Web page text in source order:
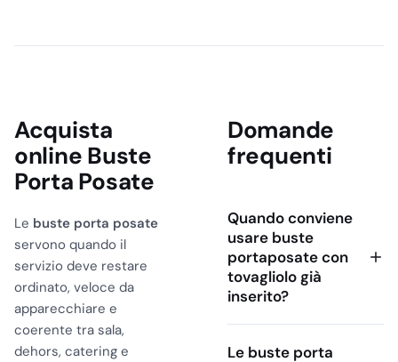
Acquista
online Buste
Porta Posate
Le buste porta posate
servono quando il
servizio deve restare
ordinato, veloce da
apparecchiare e
coerente tra sala,
dehors, catering e
Domande
frequenti
Quando conviene
usare buste
portaposate con
tovagliolo già
inserito?
Le buste porta